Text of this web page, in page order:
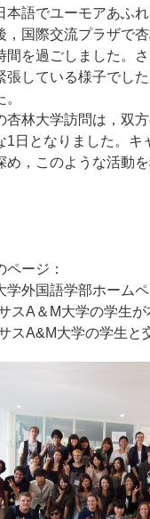
本語でユーモアあふ
，国際交流プラザで
間を過ごしました。
張している様子でし
杏林大学訪問は，双
1日となりました。キ
め，このような活動
ページ：
学外国語学部ホーム
スA＆M大学の学生
スA&M大学の学生と